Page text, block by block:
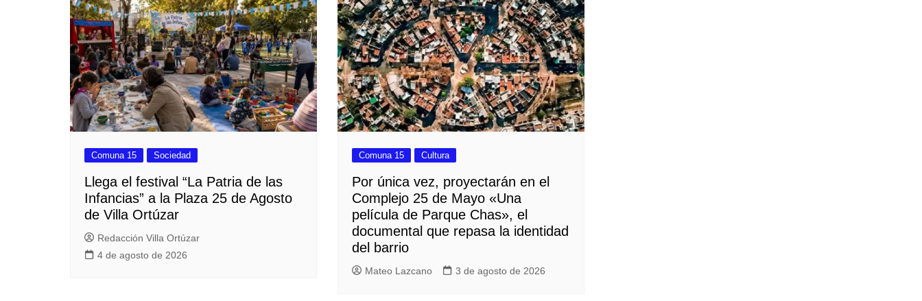
Comuna 15 Sociedad
Llega el festival “La Patria de las
Infancias” a la Plaza 25 de Agosto
de Villa Ortúzar
Redacción Villa Ortúzar
4 de agosto de 2026
Comuna 15 Cultura
Por única vez, proyectarán en el
Complejo 25 de Mayo «Una
película de Parque Chas», el
documental que repasa la identidad
del barrio
Mateo Lazcano 3 de agosto de 2026